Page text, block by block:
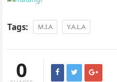
Tags: M.I.A Y.A.L.A
0